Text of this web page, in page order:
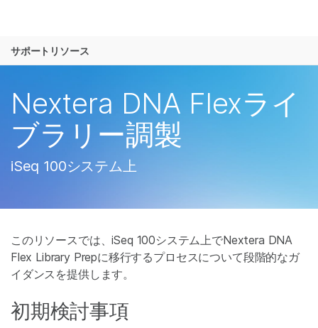
ソリューション
企業情報
サポートリソース
Nextera DNA Flexライ
ブラリー調製
iSeq 100システム上
このリソースでは、iSeq 100システム上でNextera DNA
Flex Library Prepに移行するプロセスについて段階的なガ
イダンスを提供します。
初期検討事項
お気に入りの分野を選択すると、関連性の高
ツへのリンクが表示されます:
がん研究
微生物研究
農学研究
複雑な疾患
臨床オンコロ
生殖医学